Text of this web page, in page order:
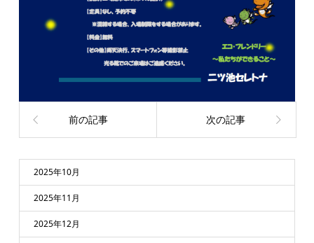
前の記事 次の記事
2025年10月
2025年11月
2025年12月